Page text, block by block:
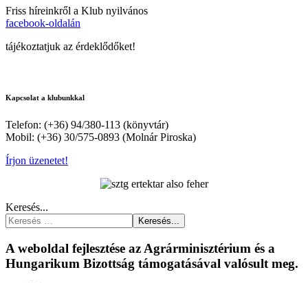
Friss híreinkről a Klub nyilvános
facebook-oldalán
tájékoztatjuk az érdeklődőket!
Kapcsolat a klubunkkal
Telefon: (+36) 94/380-113 (könyvtár)
Mobil: (+36) 30/575-0893 (Molnár Piroska)
Írjon üzenetet!
Keresés...
Keresés...
A weboldal fejlesztése az Agrárminisztérium és a
Hungarikum Bizottság támogatásával valósult meg.